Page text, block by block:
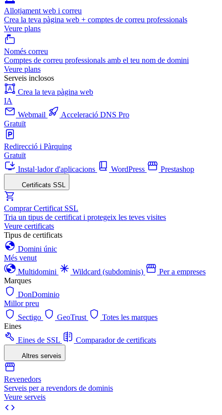
Allotjament web i correu
Crea la teva pàgina web + comptes de correu professionals
Veure plans
Només correu
Comptes de correu professionals amb el teu nom de domini
Veure plans
Serveis inclosos
Crea la teva pàgina web
IA
Webmail
Acceleració DNS Pro
Gratuït
Redirecció i Pàrquing
Gratuït
Instal·lador d'aplicacions
WordPress Prestashop
Certificats SSL
Comprar Certificat SSL
Tria un tipus de certificat i protegeix les teves visites
Veure certificats
Tipus de certificats
Domini únic
Més venut
Multidomini
Wildcard (subdominis)
Per a empreses
Marques
DonDominio
Millor preu
Sectigo
GeoTrust
Totes les marques
Eines
Eines de SSL
Comparador de certificats
Altres serveis
Revenedors
Serveis per a revendors de dominis
Veure serveis